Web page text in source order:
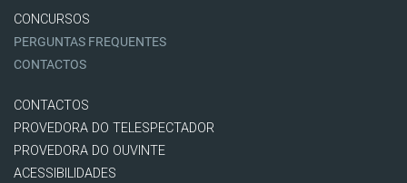
CONCURSOS
PERGUNTAS FREQUENTES
CONTACTOS
CONTACTOS
PROVEDORA DO TELESPECTADOR
PROVEDORA DO OUVINTE
ACESSIBILIDADES